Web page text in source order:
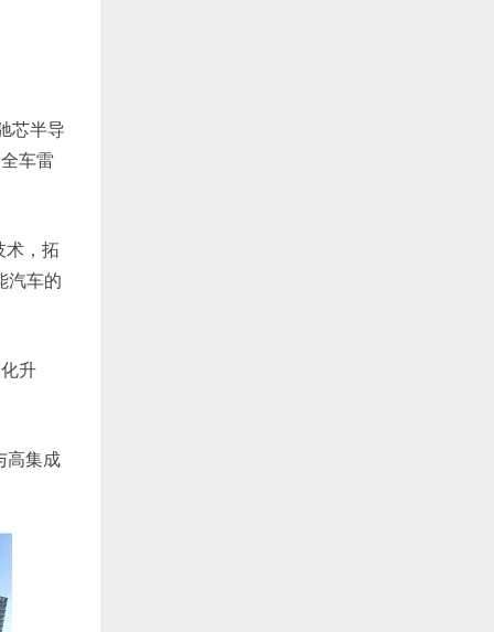
芯半导
车雷
术，拓
汽车的
升
高集成